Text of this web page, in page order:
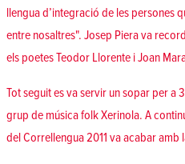
llengua d’integració de les persones
entre nosaltres". Josep Piera va
els poetes Teodor Llorente i Joan
Tot seguit es va servir un sopar per
grup de música folk Xerinola. A
del Correllengua 2011 va acabar amb